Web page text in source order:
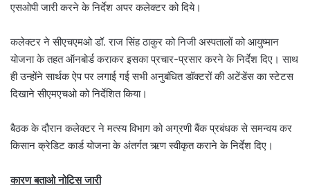
एसओपी जारी करने के निर्देश अपर कलेक्‍टर को दिये।
कलेक्‍टर ने सीएचएमओ डॉ. राज सिंह ठाकुर को निजी अस्‍पतालों को आयुष्‍मान
योजना के तहत ऑनबोर्ड कराकर इसका प्रचार-प्रसार करने के निर्देश दिए। साथ
ही उन्‍होंने सार्थक ऐप पर लगाई गई सभी अनुबंधित डॉक्‍टरों की अटेंडेंस का स्‍टेटस
दिखाने सीएमएचओ को निर्देशित किया।
बैठक के दौरान कलेक्‍टर ने मत्‍स्‍य विभाग को अग्रणी बैंक प्रबंधक से समन्‍वय कर
किसान क्रेडिट कार्ड योजना के अंतर्गत ऋण स्‍वीकृत कराने के निर्देश दिए।
कारण बताओ नोटिस जारी